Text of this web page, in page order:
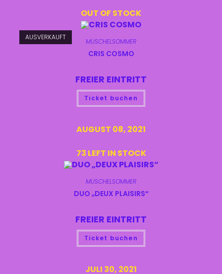
OUT OF STOCK
AUSVERKAUFT
MUSCHELSOMMER
CRIS COSMO
FREIER EINTRITT
Ticket buchen
AUGUST 08, 2021
73 LEFT IN STOCK
MUSCHELSOMMER
DUO „DEUX PLAISIRS“
FREIER EINTRITT
Ticket buchen
JULI 30, 2021